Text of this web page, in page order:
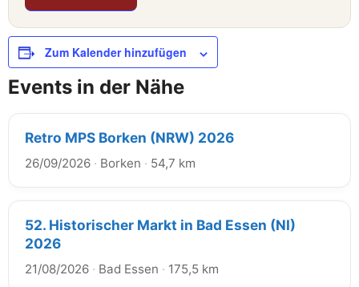
Zum Kalender hinzufügen
Events in der Nähe
Retro MPS Borken (NRW) 2026
26/09/2026 · Borken · 54,7 km
52. Historischer Markt in Bad Essen (NI)
2026
21/08/2026 · Bad Essen · 175,5 km